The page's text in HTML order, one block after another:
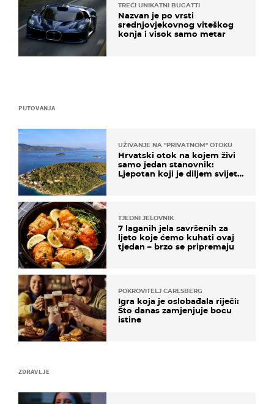
ZDRAVLJE
PUTOVANJA
UŽIVANJE NA "PRIVATNOM" OTOKU
Hrvatski otok na kojem živi
samo jedan stanovnik:
Ljepotan koji je diljem svijeta
TJEDNI JELOVNIK
7 laganih jela savršenih za
ljeto koje ćemo kuhati ovaj
tjedan – brzo se pripremaju
POKROVITELJ CARLSBERG
Igra koja je oslobađala riječi:
Što danas zamjenjuje bocu
istine
TREĆI UNIKATNI BUGATTI
Nazvan je po vrsti
srednjovjekovnog viteškog
konja i visok samo metar